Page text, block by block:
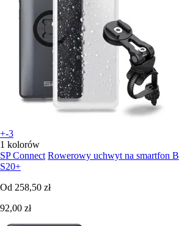
+-3
1 kolorów
SP Connect Rowerowy uchwyt na smartfon
S20+
Od 258,50 zł
92,00 zł